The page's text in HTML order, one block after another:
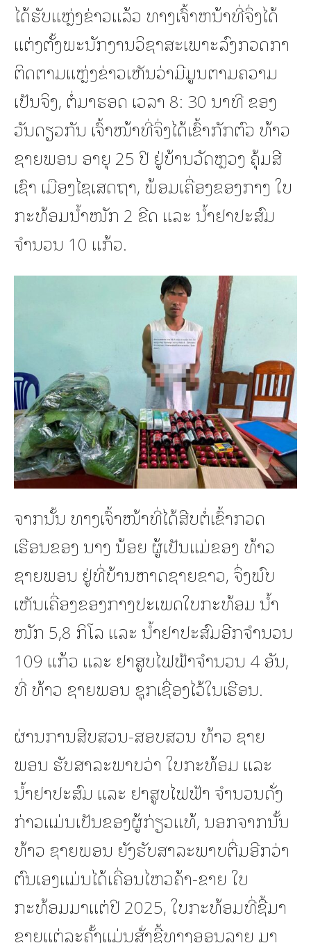
ໄດ້ຮັບແຫຼ່ງຂ່າວແລ້ວ ທາງເຈົ້າຫນ້າທີ່ຈຶ່ງໄດ້
ແຕ່ງຕັ້ງພະນັກງານວິຊາສະເພາະລົງກວດກາ
ຕິດຕາມແຫຼ່ງຂ່າວເຫັນວ່າມີມູນຕາມຄວາມ
ເປັນຈິງ, ຕໍ່ມາຮອດ ເວລາ 8: 30 ນາທີ ຂອງ
ວັນດຽວກັນ ເຈົ້າໜ້າທີ່ຈຶ່ງໄດ້ເຂົ້າກັກຕົວ ທ້າວ
ຊາຍພອນ ອາຍຸ 25 ປີ ຢູ່ບ້ານວັດຫຼວງ ຄຸ້ມສີ
ເຊົາ ເມືອງໄຊເສດຖາ, ພ້ອມເຄື່ອງຂອງກາງ ໃບ
ກະທ້ອມນ້ຳໜັກ 2 ຂີດ ແລະ ນ້ຳຢາປະສົມ
ຈຳນວນ 10 ແກ້ວ.
ຈາກນັ້ນ ທາງເຈົ້າໜ້າທີ່ໄດ້ສືບຕໍ່ເຂົ້າກວດ
ເຮືອນຂອງ ນາງ ນ້ອຍ ຜູ້ເປັນແມ່ຂອງ ທ້າວ
ຊາຍພອນ ຢູ່ທີ່ບ້ານຫາດຊາຍຂາວ, ຈຶ່ງພົບ
ເຫັນເຄື່ອງຂອງກາງປະເພດໃບກະທ້ອມ ນ້ຳ
ໜັກ 5,8 ກິໂລ ແລະ ນ້ຳຢາປະສົມອີກຈຳນວນ
109 ແກ້ວ ແລະ ຢາສູບໄຟຟ້າຈຳນວນ 4 ອັນ,
ທີ່ ທ້າວ ຊາຍພອນ ຊຸກເຊື່ອງໄວ້ໃນເຮືອນ.
ຜ່ານການສືບສວນ-ສອບສວນ ທ້າວ ຊາຍ
ພອນ ຮັບສາລະພາບວ່າ ໃບກະທ້ອມ ແລະ
ນ້ຳຢາປະສົມ ແລະ ຢາສູບໄຟຟ້າ ຈຳນວນດັ່ງ
ກ່າວແມ່ນເປັນຂອງຜູ້ກ່ຽວແທ້, ນອກຈາກນັ້ນ
ທ້າວ ຊາຍພອນ ຍັງຮັບສາລະພາບຕື່ມອີກວ່າ
ຕົນເອງແມ່ນໄດ້ເຄື່ອນໄຫວຄ້າ-ຂາຍ ໃບ
ກະທ້ອມມາແຕ່ປີ 2025, ໃບກະທ້ອມທີ່ຊື້ມາ
ຂາຍແຕ່ລະຄັ້ງແມ່ນສັ່ງຊື້ທາງອອນລາຍ ມາ